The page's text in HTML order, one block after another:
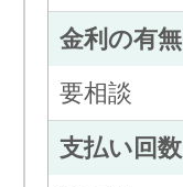
金利の有無
要相談
支払い回数